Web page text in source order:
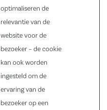
optimaliseren de
relevantie van de
website voor de
bezoeker – de cookie
kan ook worden
ingesteld om de
ervaring van de
bezoeker op een